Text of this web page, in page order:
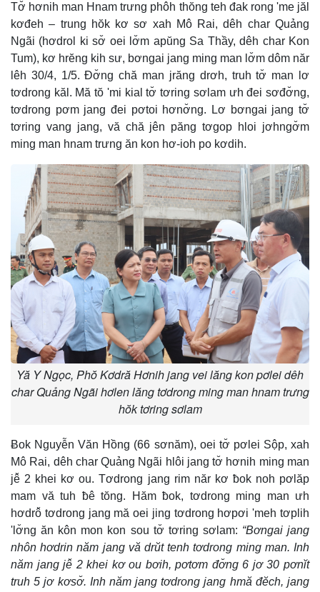
Tơ̆ hơnih man Hnam trưng phôh thŏng teh đak rong 'me jăl
kơđeh – trung hŏk kơ sơ xah Mô Rai, dêh char Quảng
Ngãi (hơdrol ki sơ̆ oei lơ̆m apŭng Sa Thầy, dêh char Kon
Tum), kơ hrĕng kih sư, bơngai jang ming man lơ̆m dôm năr
lêh 30/4, 1/5. Đơ̆ng chă man jrăng drơh, truh tơ̆ man lơ
tơdrong kăl. Mă tŏ 'mi kial tơ̆ tơring sơlam ưh đei sơđơ̆ng,
tơdrong pơm jang đei pơtoi hơnơ̆ng. Lơ bơngai jang tơ̆
tơring vang jang, vă chă jên păng tơgop hloi jơhngơ̆m
ming man hnam trưng ăn kon hơ-ioh po kơdih.
Yă Y Ngọc, Phŏ Kơdră Hơnih jang vei lăng kon pơlei dêh
char Quảng Ngãi hơlen lăng tơdrong ming man hnam trưng
hŏk tơring sơlam
Ƀok Nguyễn Văn Hồng (66 sơnăm), oei tơ̆ pơlei Sộp, xah
Mô Rai, dêh char Quảng Ngãi hlôi jang tơ̆ hơnih ming man
jê̆ 2 khei kơ ou. Tơdrong jang rim năr kơ ƀok noh pơlăp
mam vă tuh ƀê tŏng. Hăm ƀok, tơdrong ming man ưh
hơdrô̆ tơdrong jang mă oei jing tơdrong hơpơi 'meh tơplih
'lơ̆ng ăn kôn mon kon sou tơ̆ tơring sơlam: “Bơngai jang
nhôn hơdrin năm jang vă drŭt tenh tơdrong ming man. Inh
năm jang jê̆ 2 khei kơ ou bơih, pơtơm đơ̆ng 6 jơ 30 pơnĭt
truh 5 jơ kơsơ̆. Inh năm jang tơdrong jang hmă đĕch, jang